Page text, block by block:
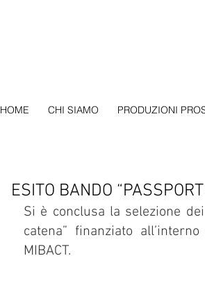
HOME CHI SIAMO PRODUZIONI
ESITO BANDO
Si è conclusa la selezione
catena” finanziato
MIBACT.